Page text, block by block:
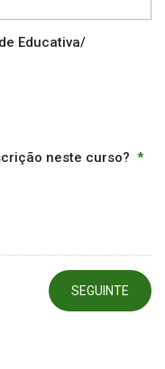
Educativa/
neste curso? *